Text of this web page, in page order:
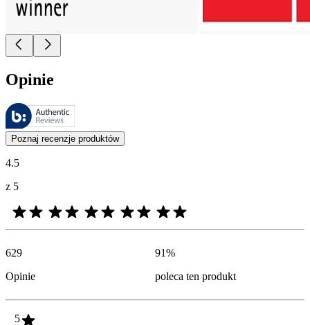
Opinie
Recenzje są zarządzane przez Bazaarvoice i są zgodne z polityką
Opinie klientów w postaci ocen produktów i gwiazdek są przydatne
Poznaj recenzje produktów
4.5
z 5
629
Opinie
91%
poleca ten produkt
5